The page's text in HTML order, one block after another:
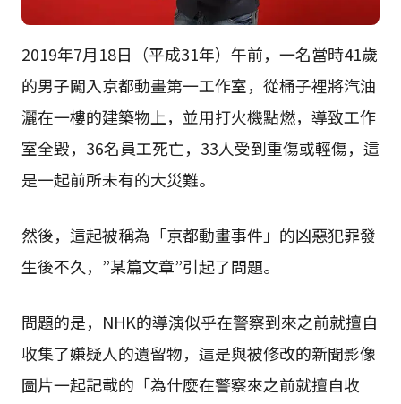
2019年7月18日（平成31年）午前，一名當時41歲
的男子闖入京都動畫第一工作室，從桶子裡將汽油
灑在一樓的建築物上，並用打火機點燃，導致工作
室全毀，36名員工死亡，33人受到重傷或輕傷，這
是一起前所未有的大災難。
然後，這起被稱為「京都動畫事件」的凶惡犯罪發
生後不久，”某篇文章”引起了問題。
問題的是，NHK的導演似乎在警察到來之前就擅自
收集了嫌疑人的遺留物，這是與被修改的新聞影像
圖片一起記載的「為什麼在警察來之前就擅自收